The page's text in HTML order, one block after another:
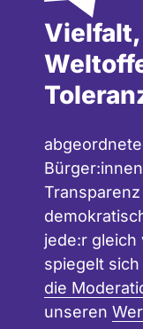
jede:r gleich
spiegelt
die
unseren